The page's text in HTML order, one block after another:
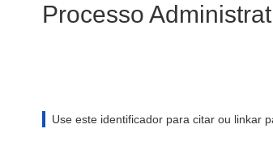
Processo
Use este identificador para citar ou linkar